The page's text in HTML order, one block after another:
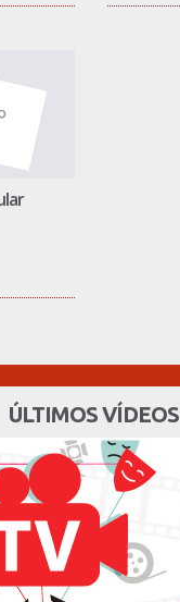
ÚLTIMOS VÍDEOS